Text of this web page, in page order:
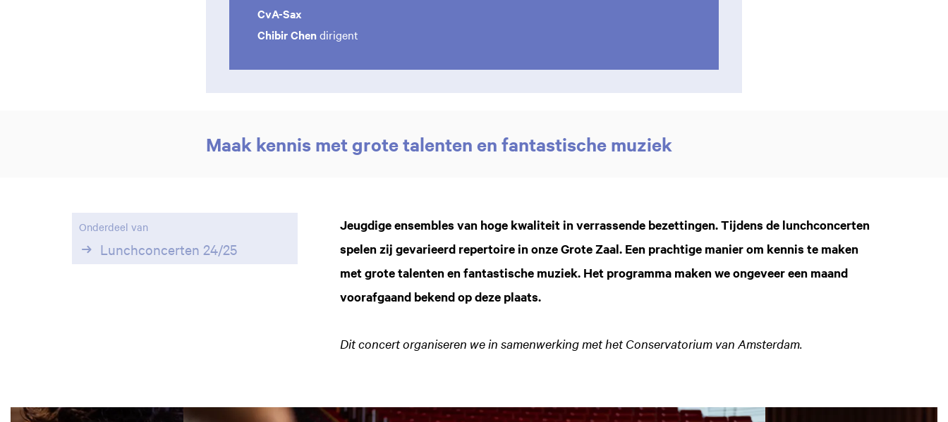
CvA-Sax
Chibir Chendirigent
Maak kennis met grote talenten en fantastische muziek
Jeugdige ensembles van hoge kwaliteit in verrassende bezettingen. Tijdens de lunchconcerten
spelen zij gevarieerd repertoire in onze Grote Zaal. Een prachtige manier om kennis te maken
met grote talenten en fantastische muziek. Het programma maken we ongeveer een maand
voorafgaand bekend op deze plaats.
Dit concert organiseren we in samenwerking met het Conservatorium van Amsterdam.
Onderdeel van
Lunchconcerten 24/25
Overslaan